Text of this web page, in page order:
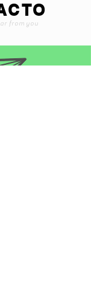
from you